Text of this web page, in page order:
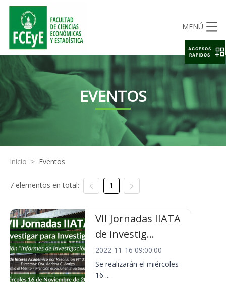
MENÚ
EVENTOS
Inicio > Eventos
7 elementos en total: 1
VII Jornadas IIATA
de investig...
2022-11-16 09:00:00
Se realizarán el miércoles
16 ...
ACCESOS
RAPIDOS